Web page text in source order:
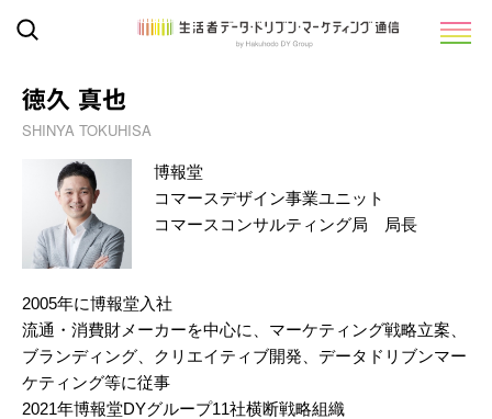
徳久 真也
SHINYA TOKUHISA
博報堂
コマースデザイン事業ユニット
コマースコンサルティング局 局長
2005年に博報堂入社
流通・消費財メーカーを中心に、マーケティング戦略立案、
ブランディング、クリエイティブ開発、データドリブンマー
ケティング等に従事
2021年博報堂DYグループ11社横断戦略組織